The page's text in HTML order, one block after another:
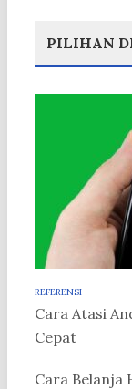
PILIHAN
REFERENSI
Cara Atasi
Cepat
Cara Belanja